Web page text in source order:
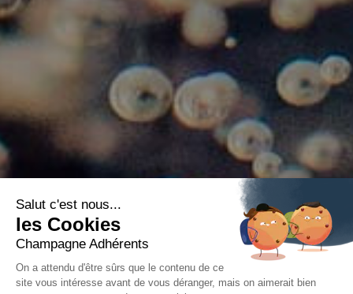
Salut c'est nous...
les Cookies
Champagne Adhérents
On a attendu d'être sûrs que le contenu de ce
site vous intéresse avant de vous déranger, mais on aimerait bien